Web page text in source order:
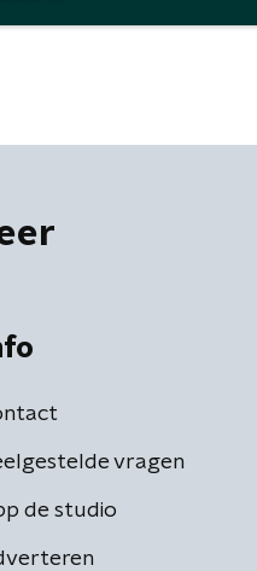
vragen
de studio